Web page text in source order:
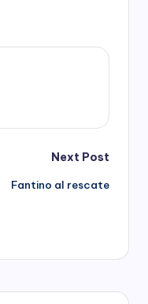
Next Post
Fantino al rescate